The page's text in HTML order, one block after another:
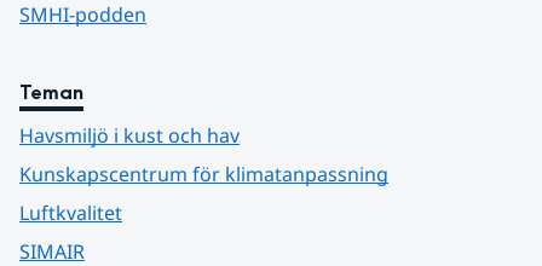
SMHI-podden
Teman
Havsmiljö i kust och hav
Kunskapscentrum för klimatanpassning
Luftkvalitet
SIMAIR